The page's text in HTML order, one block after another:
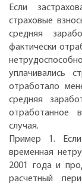
Если
страховые
средняя
фактически
уплачивались
отработало
средняя
отработанное
случая.
Пример 1.
временная
2001 года и
расчетный